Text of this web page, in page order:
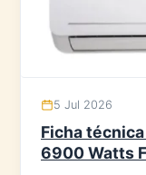
5 Jul 2026
Ficha
6900 Watts